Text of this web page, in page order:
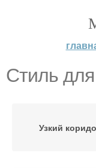
Стиль
Узкий